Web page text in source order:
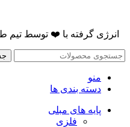
انرژی گرفته با ❤️ توسط تیم
منو
دسته بندی ها
پایه های مبلی
فلزی